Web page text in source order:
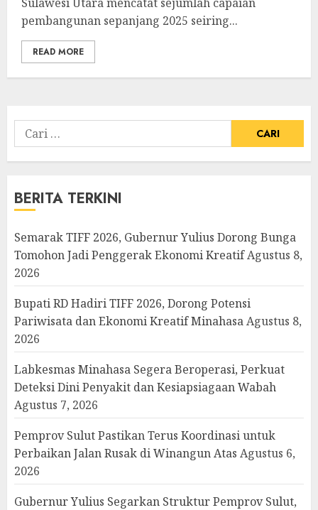
pembangunan sepanjang 2025 seiring...
READ MORE
Cari
untuk:
BERITA TERKINI
Semarak TIFF 2026, Gubernur Yulius Dorong Bunga
Tomohon Jadi Penggerak Ekonomi KreatifAgustus 8,
2026
Bupati RD Hadiri TIFF 2026, Dorong Potensi
Pariwisata dan Ekonomi Kreatif MinahasaAgustus 8,
2026
Labkesmas Minahasa Segera Beroperasi, Perkuat
Deteksi Dini Penyakit dan Kesiapsiagaan Wabah
Agustus 7, 2026
Pemprov Sulut Pastikan Terus Koordinasi untuk
Perbaikan Jalan Rusak di Winangun Atas Agustus 6,
2026
Gubernur Yulius Segarkan Struktur Pemprov Sulut,